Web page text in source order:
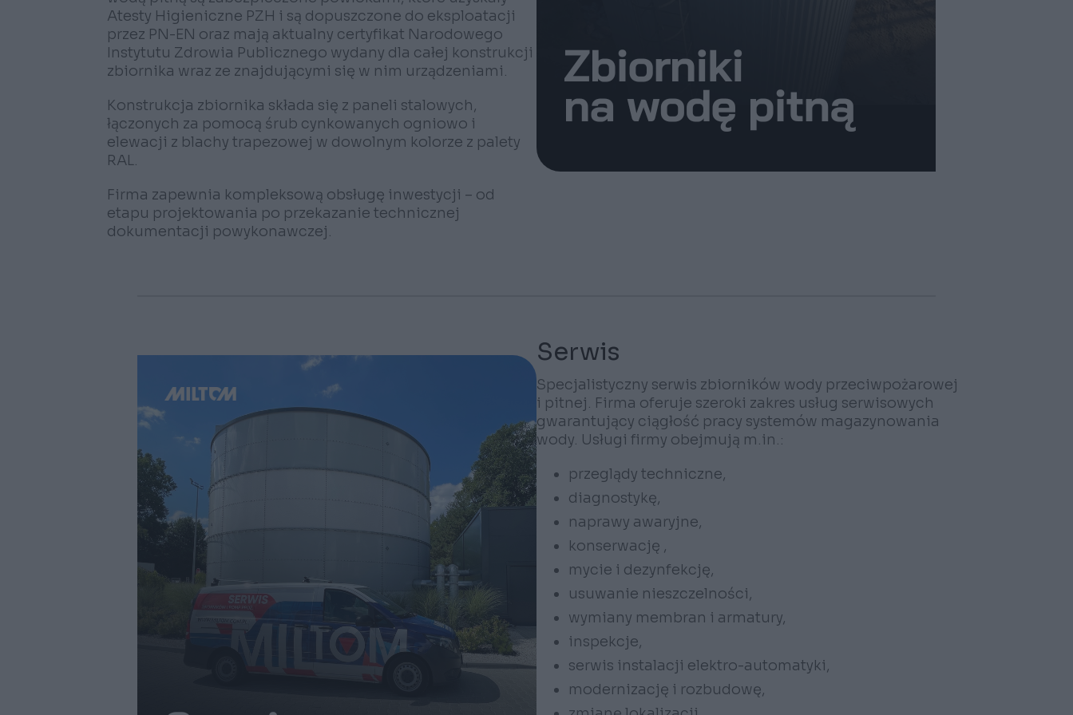
Atesty Higieniczne PZH i są dopuszczone do eksploatacji
przez PN-EN oraz mają aktualny certyfikat Narodowego
Instytutu Zdrowia Publicznego wydany dla całej konstrukcji
zbiornika wraz ze znajdującymi się w nim urządzeniami.
Konstrukcja zbiornika składa się z paneli stalowych,
łączonych za pomocą śrub cynkowanych ogniowo i
elewacji z blachy trapezowej w dowolnym kolorze z palety
RAL.
Firma zapewnia kompleksową obsługę inwestycji – od
etapu projektowania po przekazanie technicznej
dokumentacji powykonawczej.
Serwis
Specjalistyczny serwis zbiorników wody przeciwpożarowej
i pitnej. Firma oferuje szeroki zakres usług serwisowych
gwarantujący ciągłość pracy systemów magazynowania
wody. Usługi firmy obejmują m.in.:
przeglądy techniczne,
diagnostykę,
naprawy awaryjne,
konserwację ,
mycie i dezynfekcję,
usuwanie nieszczelności,
wymiany membran i armatury,
inspekcje,
serwis instalacji elektro-automatyki,
modernizację i rozbudowę,